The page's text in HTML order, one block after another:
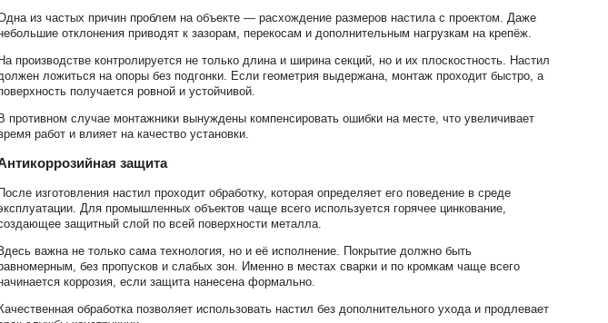
из частых причин проблем на объекте — расхождение размеров настила с проектом. Даже
отклонения приводят к зазорам, перекосам и дополнительным нагрузкам на крепёж.
На производстве контролируется не только длина и ширина секций, но и их плоскостность. Настил
ложиться на опоры без подгонки. Если геометрия выдержана, монтаж проходит быстро, а
получается ровной и устойчивой.
В противном случае монтажники вынуждены компенсировать ошибки на месте, что увеличивает
работ и влияет на качество установки.
защита
изготовления настил проходит обработку, которая определяет его поведение в среде
Для промышленных объектов чаще всего используется горячее цинкование,
защитный слой по всей поверхности металла.
важна не только сама технология, но и её исполнение. Покрытие должно быть
без пропусков и слабых зон. Именно в местах сварки и по кромкам чаще всего
коррозия, если защита нанесена формально.
обработка позволяет использовать настил без дополнительного ухода и продлевает